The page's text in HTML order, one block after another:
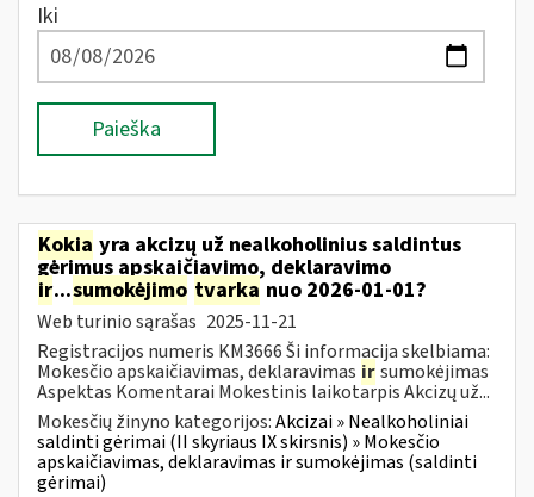
Iki
Paieška
Kokia yra akcizų už nealkoholinius saldintus
gėrimus apskaičiavimo, deklaravimo
ir...sumokėjimo tvarka nuo 2026-01-01?
Web turinio sąrašas 2025-11-21
Registracijos numeris KM3666 Ši informacija skelbiama:
Mokesčio apskaičiavimas, deklaravimas irsumokėjimas
Aspektas Komentarai Mokestinis laikotarpis Akcizų už...
Mokesčių žinyno kategorijos:Akcizai » Nealkoholiniai
saldinti gėrimai (II skyriaus IX skirsnis) » Mokesčio
apskaičiavimas, deklaravimas ir sumokėjimas (saldinti
gėrimai)